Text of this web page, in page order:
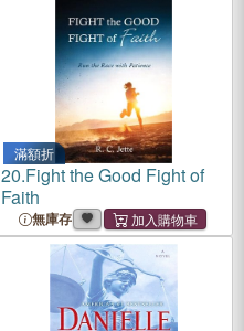
滿額折
20.Fight the Good Fight of
Faith
無庫存